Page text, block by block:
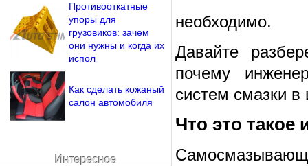
необходимо.
Давайте
почему
систем смазки в
Что это такое
Противооткатные
упоры для
грузовиков: зачем
они нужны и когда их
испол
Как сделать кожаный
салон автомобиля
Интересное